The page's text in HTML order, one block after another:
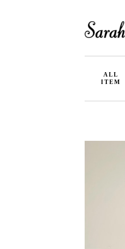
ALL
ITEM